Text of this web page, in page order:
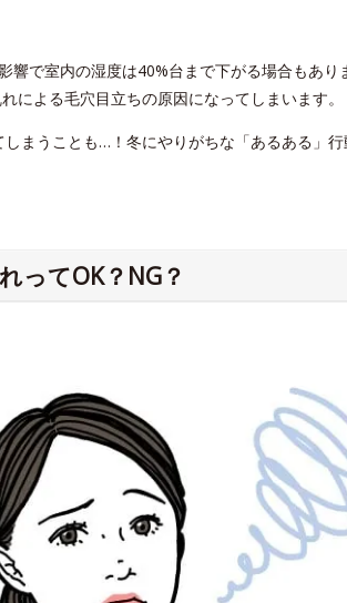
響で室内の湿度は40%台まで下がる場合もあり
による毛穴目立ちの原因になってしまいます。
まうことも…！冬にやりがちな「あるある」行
ってOK？NG？